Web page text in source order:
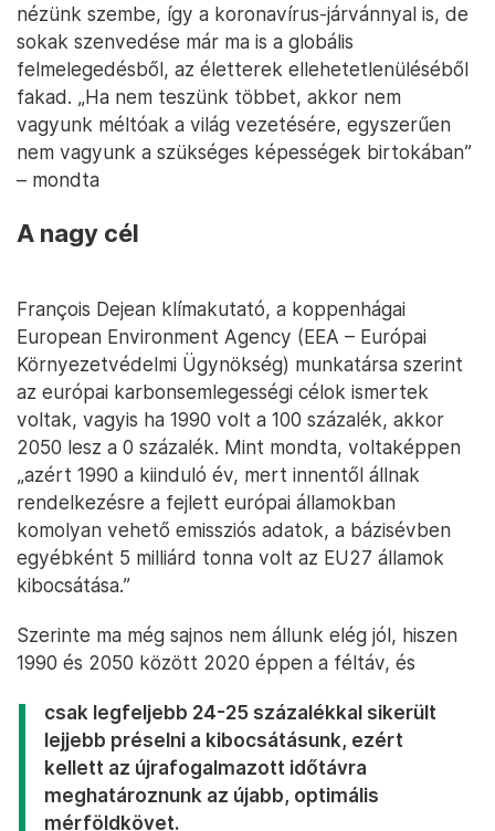
nézünk szembe, így a koronavírus-járvánnyal is, de
sokak szenvedése már ma is a globális
felmelegedésből, az életterek ellehetetlenüléséből
fakad. „Ha nem teszünk többet, akkor nem
vagyunk méltóak a világ vezetésére, egyszerűen
nem vagyunk a szükséges képességek birtokában”
– mondta
A nagy cél
François Dejean klímakutató, a koppenhágai
European Environment Agency (EEA – Európai
Környezetvédelmi Ügynökség) munkatársa szerint
az európai karbonsemlegességi célok ismertek
voltak, vagyis ha 1990 volt a 100 százalék, akkor
2050 lesz a 0 százalék. Mint mondta, voltaképpen
„azért 1990 a kiinduló év, mert innentől állnak
rendelkezésre a fejlett európai államokban
komolyan vehető emissziós adatok, a bázisévben
egyébként 5 milliárd tonna volt az EU27 államok
kibocsátása.”
Szerinte ma még sajnos nem állunk elég jól, hiszen
1990 és 2050 között 2020 éppen a féltáv, és
csak legfeljebb 24-25 százalékkal sikerült
lejjebb préselni a kibocsátásunk, ezért
kellett az újrafogalmazott időtávra
meghatároznunk az újabb, optimális
mérföldkövet.